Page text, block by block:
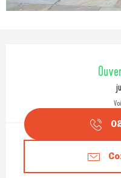
Ouverture et